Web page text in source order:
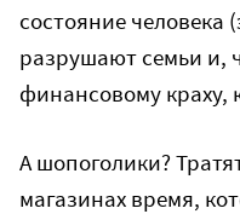
состояние человека
разрушают семьи и,
финансовому краху,
А шопоголики?
магазинах время,